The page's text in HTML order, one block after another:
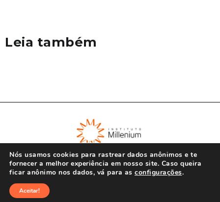
Leia também
Nós usamos cookies para rastrear dados anônimos e te
fornecer a melhor experiência em nosso site. Caso queira
ficar anônimo nos dados, vá para as configurações.
Aceitar!